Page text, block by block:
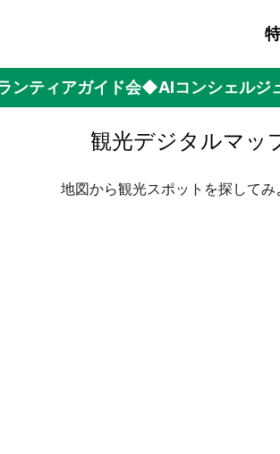
ンティアガイド会◆AIコンシェルジ
観光デジタルマッ
地図から観光スポットを探してみ